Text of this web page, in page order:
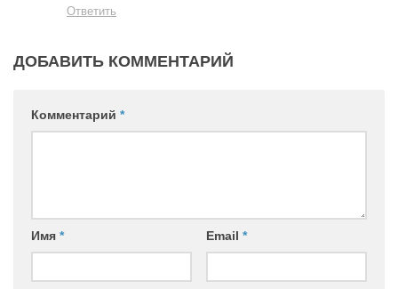
Ответить
ДОБАВИТЬ КОММЕНТАРИЙ
Комментарий *
Имя * Email *